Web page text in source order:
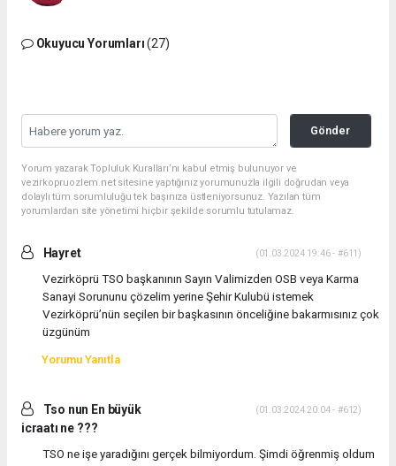
Okuyucu Yorumları(27)
Gönder
Yorum yazarak Topluluk Kuralları’nı kabul etmiş bulunuyor ve
vezirkopruozlem.net sitesine yaptığınız yorumunuzla ilgili doğrudan veya
dolaylı tüm sorumluluğu tek başınıza üstleniyorsunuz. Yazılan tüm
yorumlardan site yönetimi hiçbir şekilde sorumlu tutulamaz.
Hayret (01.03.2024 19:46 - #611)
Vezirköprü TSO başkanının Sayın Valimizden OSB veya Karma
Sanayi Sorununu çözelim yerine Şehir Kulubü istemek
Vezirköprü’nün seçilen bir başkasının önceliğine bakarmısınız çok
üzgünüm
Yorumu Yanıtla
Tso nun En büyük
icraatı ne ???
(01.03.2024 20:04 - #612)
TSO ne işe yaradığını gerçek bilmiyordum. Şimdi öğrenmiş oldum